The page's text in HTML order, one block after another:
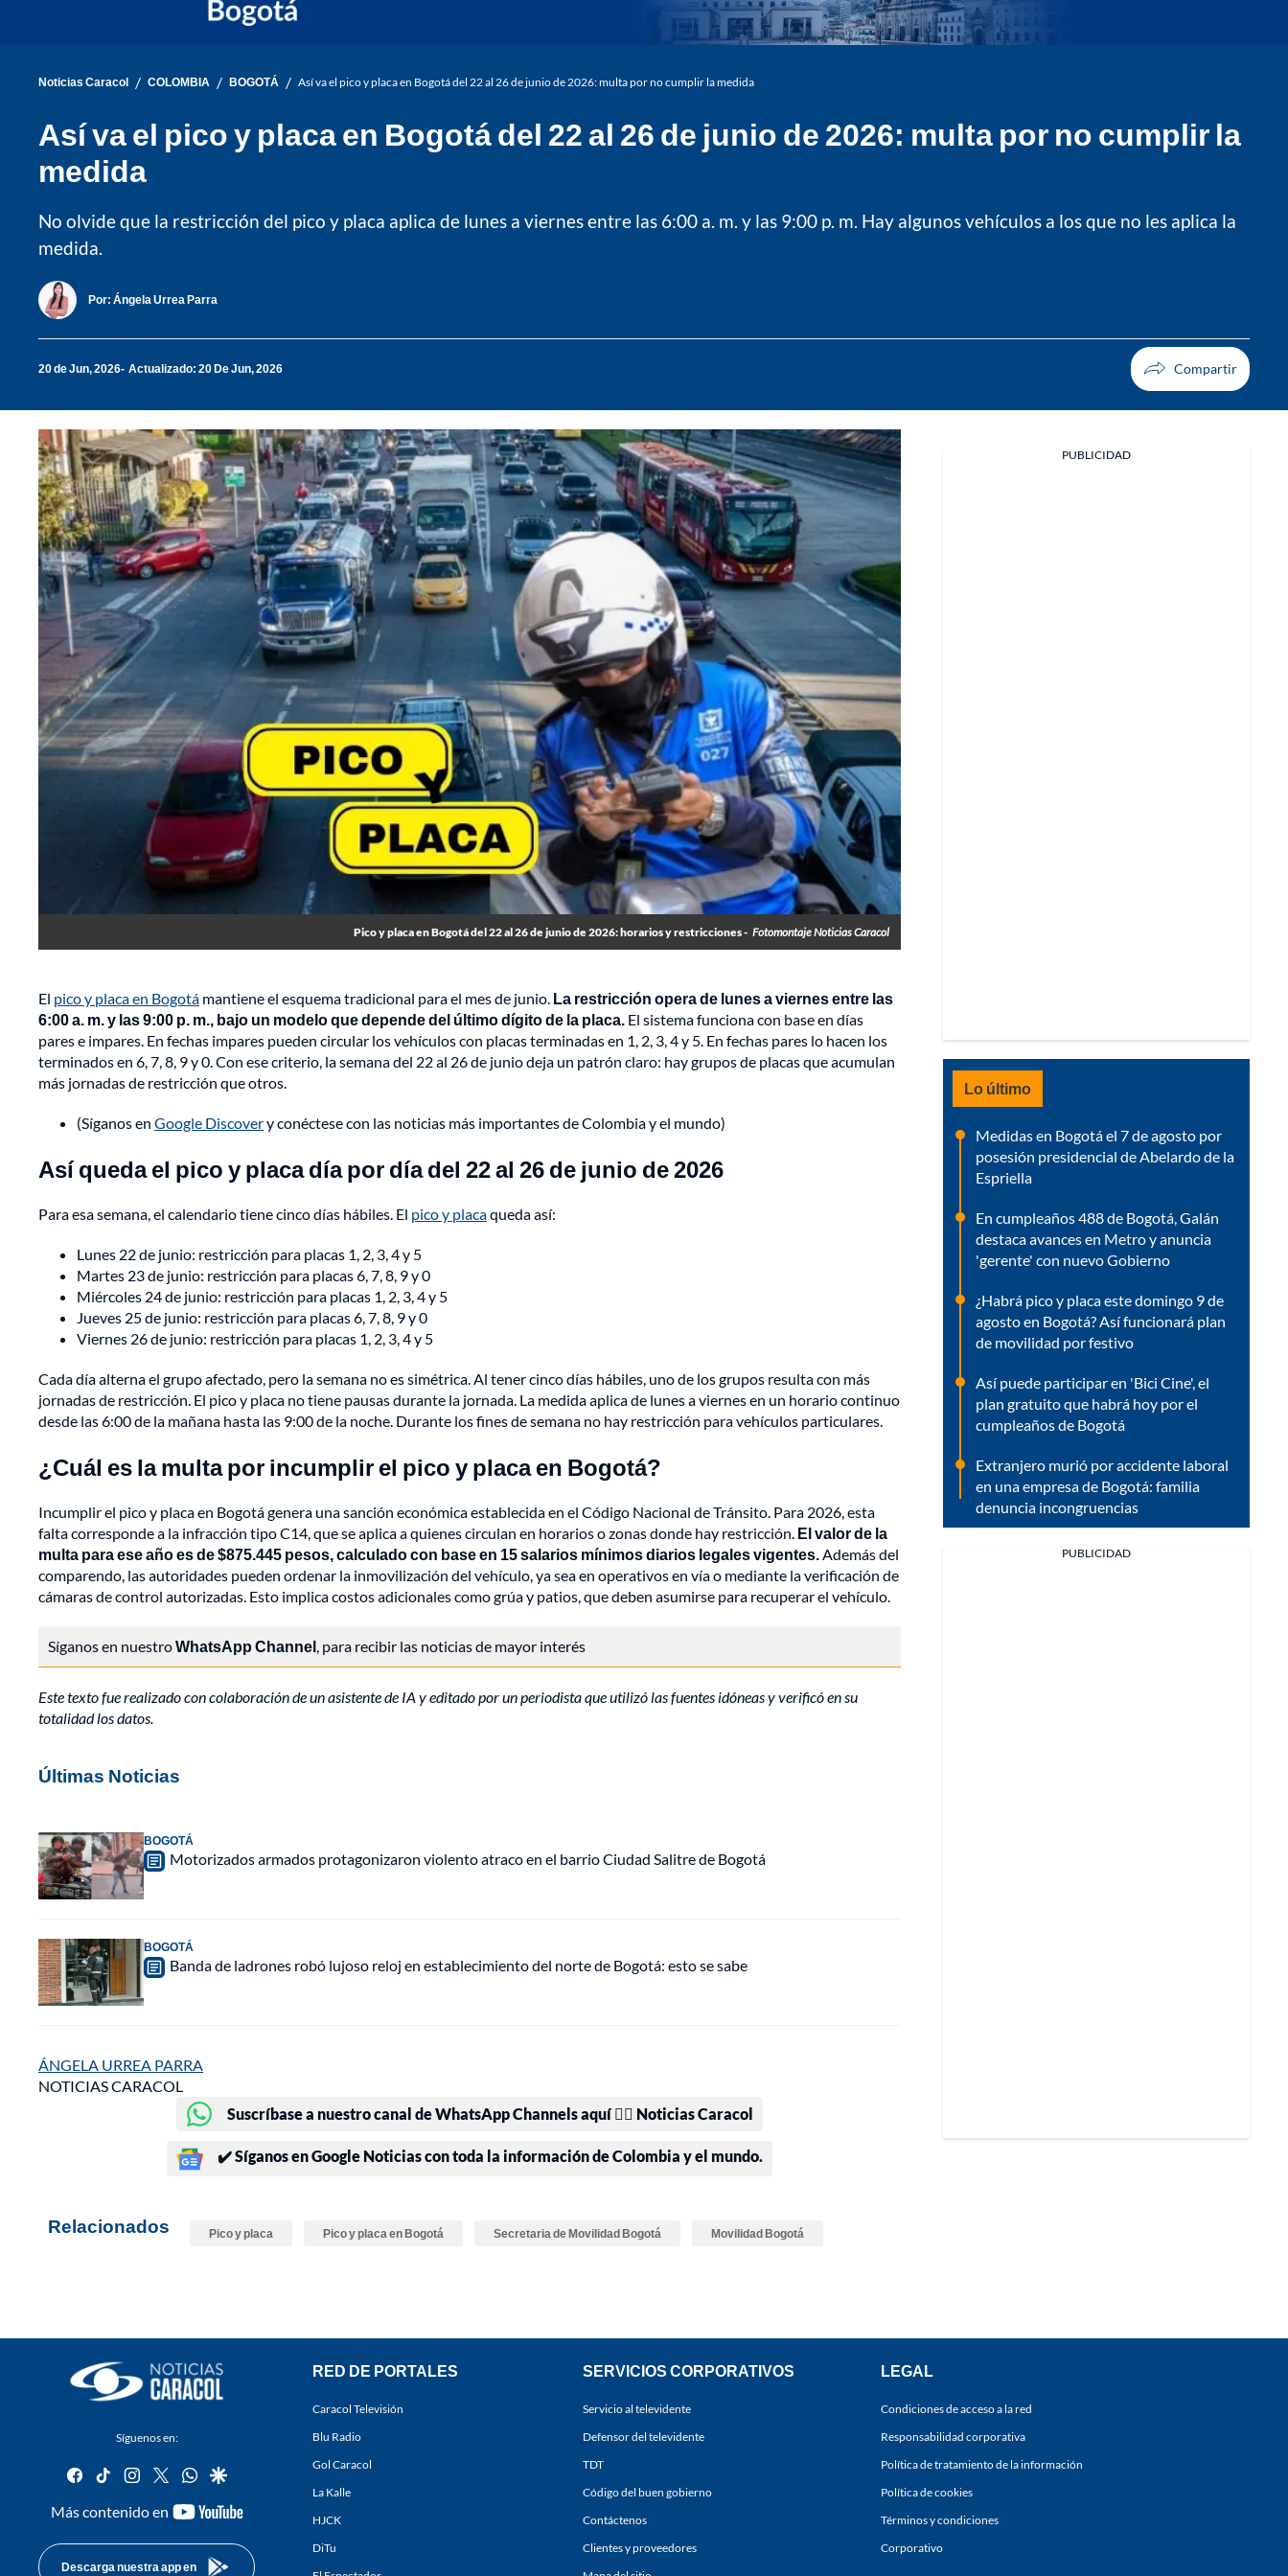
Noticias Caracol / COLOMBIA / BOGOTÁ / Así va el pico y placa en Bogotá del 22 al 26 de junio de 2026: multa por no cumplir la medida
Así va el pico y placa en Bogotá del 22 al 26 de junio de 2026: multa por no cumplir la
medida
No olvide que la restricción del pico y placa aplica de lunes a viernes entre las 6:00 a. m. y las 9:00 p. m. Hay algunos vehículos a los que no les aplica la
medida.
Por: Ángela Urrea Parra
20 de Jun, 2026 Actualizado: 20 De Jun, 2026
Pico y placa en Bogotá del 22 al 26 de junio de 2026: horarios y restricciones - Fotomontaje Noticias Caracol
El pico y placa en Bogotá mantiene el esquema tradicional para el mes de junio. La restricción opera de lunes a viernes entre las
6:00 a. m. y las 9:00 p. m., bajo un modelo que depende del último dígito de la placa. El sistema funciona con base en días
pares e impares. En fechas impares pueden circular los vehículos con placas terminadas en 1, 2, 3, 4 y 5. En fechas pares lo hacen los
terminados en 6, 7, 8, 9 y 0. Con ese criterio, la semana del 22 al 26 de junio deja un patrón claro: hay grupos de placas que acumulan
más jornadas de restricción que otros.
(Síganos en Google Discovery conéctese con las noticias más importantes de Colombia y el mundo)
Así queda el pico y placa día por día del 22 al 26 de junio de 2026
Para esa semana, el calendario tiene cinco días hábiles. El pico y placaqueda así:
Lunes 22 de junio: restricción para placas 1, 2, 3, 4 y 5
Martes 23 de junio: restricción para placas 6, 7, 8, 9 y 0
Miércoles 24 de junio: restricción para placas 1, 2, 3, 4 y 5
Jueves 25 de junio: restricción para placas 6, 7, 8, 9 y 0
Viernes 26 de junio: restricción para placas 1, 2, 3, 4 y 5
Cada día alterna el grupo afectado, pero la semana no es simétrica. Al tener cinco días hábiles, uno de los grupos resulta con más
jornadas de restricción. El pico y placa no tiene pausas durante la jornada. La medida aplica de lunes a viernes en un horario continuo
desde las 6:00 de la mañana hasta las 9:00 de la noche. Durante los fines de semana no hay restricción para vehículos particulares.
¿Cuál es la multa por incumplir el pico y placa en Bogotá?
Incumplir el pico y placa en Bogotá genera una sanción económica establecida en el Código Nacional de Tránsito. Para 2026, esta
falta corresponde a la infracción tipo C14, que se aplica a quienes circulan en horarios o zonas donde hay restricción. El valor de la
multa para ese año es de $875.445 pesos, calculado con base en 15 salarios mínimos diarios legales vigentes.Además del
comparendo, las autoridades pueden ordenar la inmovilización del vehículo, ya sea en operativos en vía o mediante la verificación de
cámaras de control autorizadas. Esto implica costos adicionales como grúa y patios, que deben asumirse para recuperar el vehículo.
Síganos en nuestroWhatsApp Channel, para recibir las noticias de mayor interés
Este texto fue realizado con colaboración de un asistente de IA y editado por un periodista que utilizó las fuentes idóneas y verificó en su
totalidad los datos.
Últimas Noticias
BOGOTÁ
Motorizados armados protagonizaron violento atraco en el barrio Ciudad Salitre de Bogotá
BOGOTÁ
Banda de ladrones robó lujoso reloj en establecimiento del norte de Bogotá: esto se sabe
ÁNGELA URREA PARRA
NOTICIAS CARACOL
Suscríbase a nuestro canal de WhatsApp Channels aquí 👉🏻 Noticias Caracol
✔️ Síganos en Google Noticias con toda la información de Colombia y el mundo.
Relacionados Pico y placa Pico y placa en Bogotá Secretaria de Movilidad Bogotá Movilidad Bogotá
PUBLICIDAD
Lo último
Medidas en Bogotá el 7 de agosto por
posesión presidencial de Abelardo de la
Espriella
En cumpleaños 488 de Bogotá, Galán
destaca avances en Metro y anuncia
'gerente' con nuevo Gobierno
¿Habrá pico y placa este domingo 9 de
agosto en Bogotá? Así funcionará plan
de movilidad por festivo
Así puede participar en 'Bici Cine', el
plan gratuito que habrá hoy por el
cumpleaños de Bogotá
Extranjero murió por accidente laboral
en una empresa de Bogotá: familia
denuncia incongruencias
PUBLICIDAD
Síguenos en:
facebook
tiktok instagram
twitterwhatsapp
google
Más contenido en
youtube-
Descarga nuestra app en
RED DE PORTALES
Caracol Televisión
Blu Radio
Gol Caracol
La Kalle
HJCK
DiTu
SERVICIOS CORPORATIVOS
Servicio al televidente
Defensor del televidente
TDT
Código del buen gobierno
Contáctenos
Clientes y proveedores
LEGAL
Condiciones de acceso a la red
Responsabilidad corporativa
Política de tratamiento de la información
Política de cookies
Términos y condiciones
Corporativo